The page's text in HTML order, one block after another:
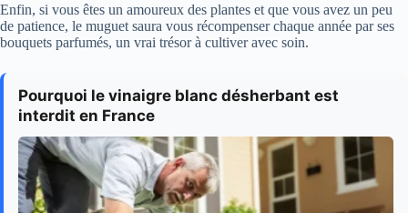
Enfin, si vous êtes un amoureux des plantes et que vous avez un peu
de patience, le muguet saura vous récompenser chaque année par ses
bouquets parfumés, un vrai trésor à cultiver avec soin.
Pourquoi le vinaigre blanc désherbant est
interdit en France